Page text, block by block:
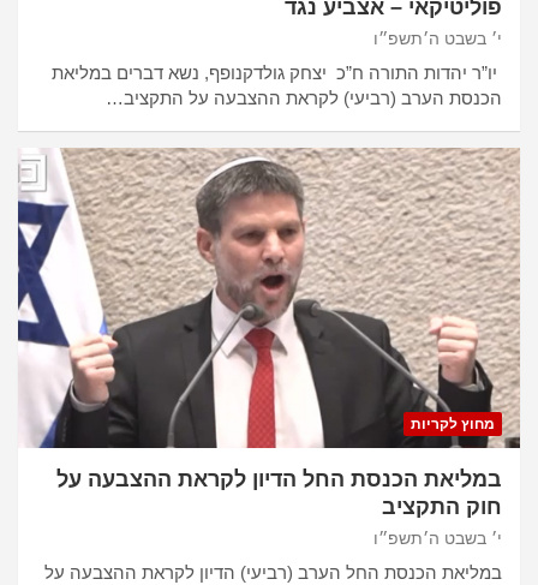
פוליטיקאי – אצביע נגד
י׳ בשבט ה׳תשפ״ו
יו”ר יהדות התורה ח”כ יצחק גולדקנופף, נשא דברים במליאת
הכנסת הערב (רביעי) לקראת ההצבעה על התקציב…
מחוץ לקריות
במליאת הכנסת החל הדיון לקראת ההצבעה על
חוק התקציב
י׳ בשבט ה׳תשפ״ו
במליאת הכנסת החל הערב (רביעי) הדיון לקראת ההצבעה על